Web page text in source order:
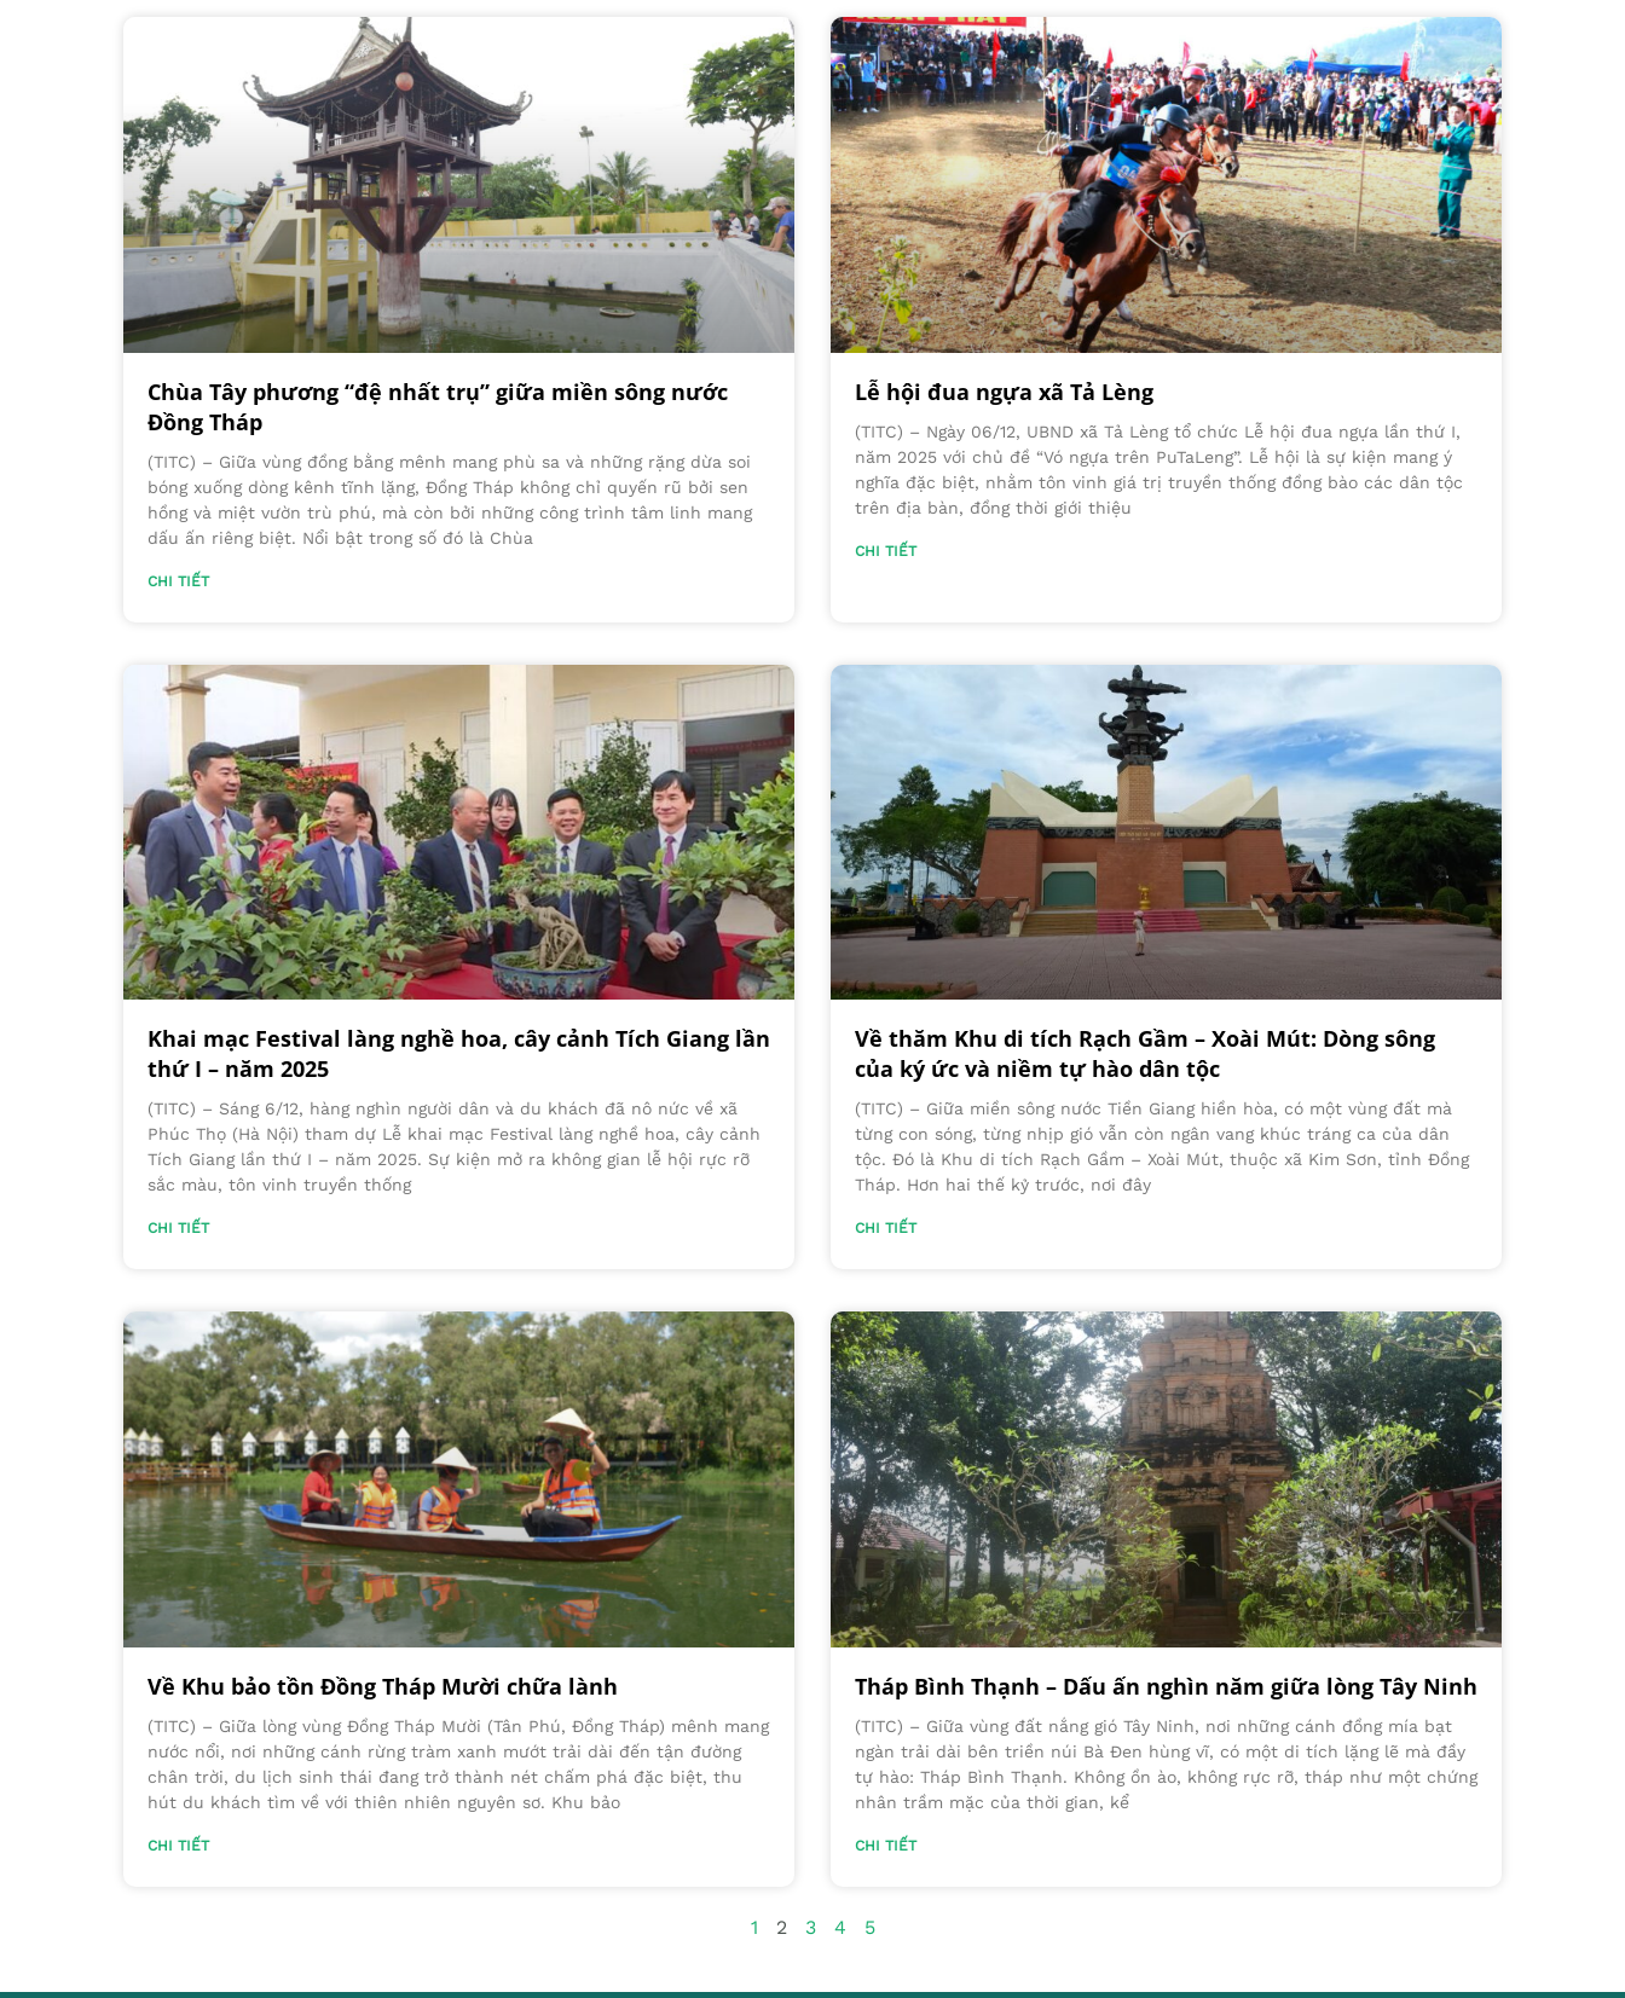
Chùa Tây phương “đệ nhất trụ” giữa miền sông nước
Đồng Tháp
(TITC) – Giữa vùng đồng bằng mênh mang phù sa và những rặng dừa soi
bóng xuống dòng kênh tĩnh lặng, Đồng Tháp không chỉ quyến rũ bởi sen
hồng và miệt vườn trù phú, mà còn bởi những công trình tâm linh mang
dấu ấn riêng biệt. Nổi bật trong số đó là Chùa
CHI TIẾT
Lễ hội đua ngựa xã Tả Lèng
(TITC) – Ngày 06/12, UBND xã Tả Lèng tổ chức Lễ hội đua ngựa lần thứ I,
năm 2025 với chủ đề “Vó ngựa trên PuTaLeng”. Lễ hội là sự kiện mang ý
nghĩa đặc biệt, nhằm tôn vinh giá trị truyền thống đồng bào các dân tộc
trên địa bàn, đồng thời giới thiệu
CHI TIẾT
Khai mạc Festival làng nghề hoa, cây cảnh Tích Giang lần
thứ I – năm 2025
(TITC) – Sáng 6/12, hàng nghìn người dân và du khách đã nô nức về xã
Phúc Thọ (Hà Nội) tham dự Lễ khai mạc Festival làng nghề hoa, cây cảnh
Tích Giang lần thứ I – năm 2025. Sự kiện mở ra không gian lễ hội rực rỡ
sắc màu, tôn vinh truyền thống
CHI TIẾT
Về thăm Khu di tích Rạch Gầm – Xoài Mút: Dòng sông
của ký ức và niềm tự hào dân tộc
(TITC) – Giữa miền sông nước Tiền Giang hiền hòa, có một vùng đất mà
từng con sóng, từng nhịp gió vẫn còn ngân vang khúc tráng ca của dân
tộc. Đó là Khu di tích Rạch Gầm – Xoài Mút, thuộc xã Kim Sơn, tỉnh Đồng
Tháp. Hơn hai thế kỷ trước, nơi đây
CHI TIẾT
Về Khu bảo tồn Đồng Tháp Mười chữa lành
(TITC) – Giữa lòng vùng Đồng Tháp Mười (Tân Phú, Đồng Tháp) mênh mang
nước nổi, nơi những cánh rừng tràm xanh mướt trải dài đến tận đường
chân trời, du lịch sinh thái đang trở thành nét chấm phá đặc biệt, thu
hút du khách tìm về với thiên nhiên nguyên sơ. Khu bảo
CHI TIẾT
Tháp Bình Thạnh – Dấu ấn nghìn năm giữa lòng Tây Ninh
(TITC) – Giữa vùng đất nắng gió Tây Ninh, nơi những cánh đồng mía bạt
ngàn trải dài bên triền núi Bà Đen hùng vĩ, có một di tích lặng lẽ mà đầy
tự hào: Tháp Bình Thạnh. Không ồn ào, không rực rỡ, tháp như một chứng
nhân trầm mặc của thời gian, kể
CHI TIẾT
1 2 3 4 5